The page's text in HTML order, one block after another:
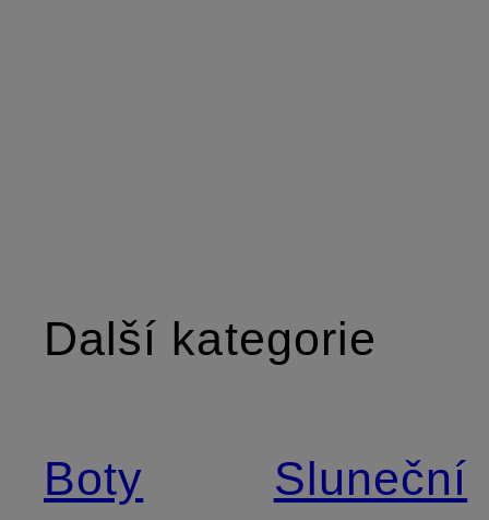
Další kategorie
Boty
Sluneční